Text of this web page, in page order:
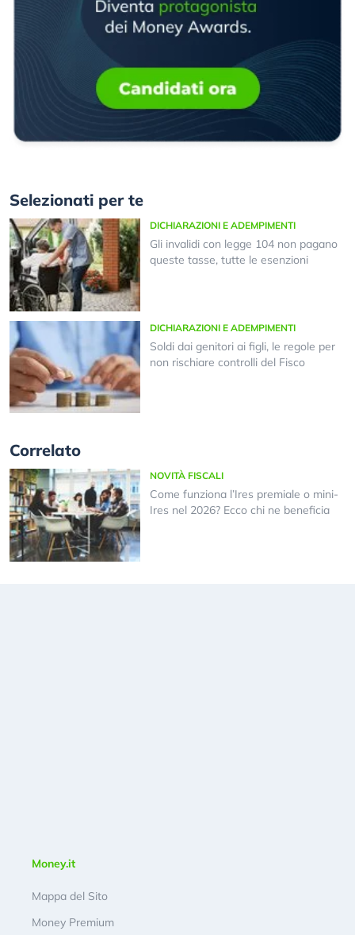
Selezionati per te
DICHIARAZIONI E ADEMPIMENTI
Gli invalidi con legge 104 non pagano
queste tasse, tutte le esenzioni
DICHIARAZIONI E ADEMPIMENTI
Soldi dai genitori ai figli, le regole per
non rischiare controlli del Fisco
Correlato
NOVITÀ FISCALI
Come funziona l’Ires premiale o mini-
Ires nel 2026? Ecco chi ne beneficia
Money.it
Mappa del Sito
Money Premium